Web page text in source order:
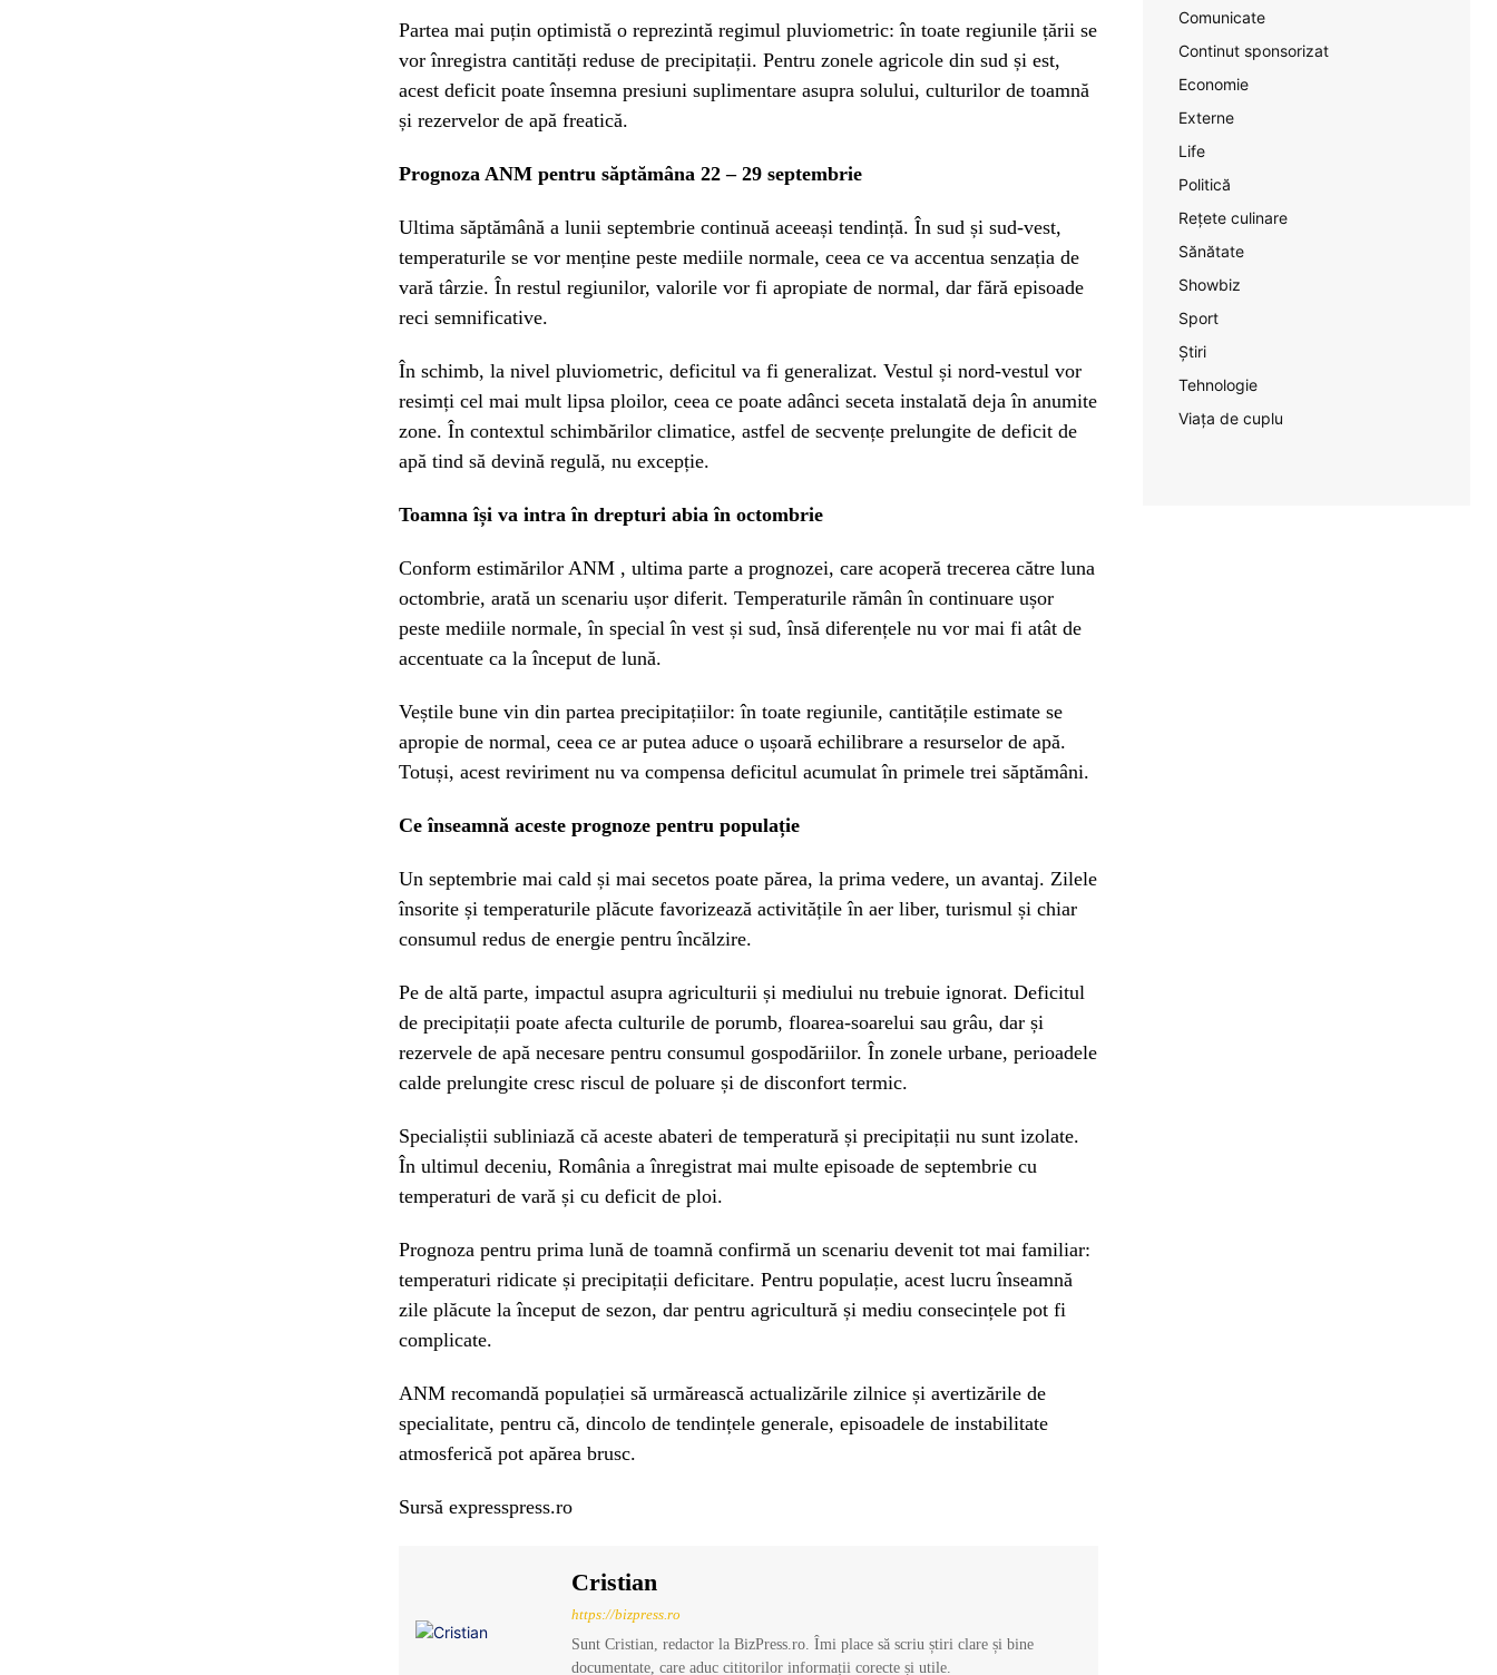
Partea mai puțin optimistă o reprezintă regimul pluviometric: în toate regiunile țării se
vor înregistra cantități reduse de precipitații. Pentru zonele agricole din sud și est,
acest deficit poate însemna presiuni suplimentare asupra solului, culturilor de toamnă
și rezervelor de apă freatică.
Prognoza ANM pentru săptămâna 22 – 29 septembrie
Ultima săptămână a lunii septembrie continuă aceeași tendință. În sud și sud-vest,
temperaturile se vor menține peste mediile normale, ceea ce va accentua senzația de
vară târzie. În restul regiunilor, valorile vor fi apropiate de normal, dar fără episoade
reci semnificative.
În schimb, la nivel pluviometric, deficitul va fi generalizat. Vestul și nord-vestul vor
resimți cel mai mult lipsa ploilor, ceea ce poate adânci seceta instalată deja în anumite
zone. În contextul schimbărilor climatice, astfel de secvențe prelungite de deficit de
apă tind să devină regulă, nu excepție.
Toamna își va intra în drepturi abia în octombrie
Conform estimărilor ANM , ultima parte a prognozei, care acoperă trecerea către luna
octombrie, arată un scenariu ușor diferit. Temperaturile rămân în continuare ușor
peste mediile normale, în special în vest și sud, însă diferențele nu vor mai fi atât de
accentuate ca la început de lună.
Veștile bune vin din partea precipitațiilor: în toate regiunile, cantitățile estimate se
apropie de normal, ceea ce ar putea aduce o ușoară echilibrare a resurselor de apă.
Totuși, acest reviriment nu va compensa deficitul acumulat în primele trei săptămâni.
Ce înseamnă aceste prognoze pentru populație
Un septembrie mai cald și mai secetos poate părea, la prima vedere, un avantaj. Zilele
însorite și temperaturile plăcute favorizează activitățile în aer liber, turismul și chiar
consumul redus de energie pentru încălzire.
Pe de altă parte, impactul asupra agriculturii și mediului nu trebuie ignorat. Deficitul
de precipitații poate afecta culturile de porumb, floarea-soarelui sau grâu, dar și
rezervele de apă necesare pentru consumul gospodăriilor. În zonele urbane, perioadele
calde prelungite cresc riscul de poluare și de disconfort termic.
Specialiștii subliniază că aceste abateri de temperatură și precipitații nu sunt izolate.
În ultimul deceniu, România a înregistrat mai multe episoade de septembrie cu
temperaturi de vară și cu deficit de ploi.
Prognoza pentru prima lună de toamnă confirmă un scenariu devenit tot mai familiar:
temperaturi ridicate și precipitații deficitare. Pentru populație, acest lucru înseamnă
zile plăcute la început de sezon, dar pentru agricultură și mediu consecințele pot fi
complicate.
ANM recomandă populației să urmărească actualizările zilnice și avertizările de
specialitate, pentru că, dincolo de tendințele generale, episoadele de instabilitate
atmosferică pot apărea brusc.
Sursă expresspress.ro
Cristian
https://bizpress.ro
Sunt Cristian, redactor la BizPress.ro. Îmi place să scriu știri clare și bine
documentate, care aduc cititorilor informații corecte și utile.
Comunicate
Continut sponsorizat
Economie
Externe
Life
Politică
Rețete culinare
Sănătate
Showbiz
Sport
Știri
Tehnologie
Viața de cuplu